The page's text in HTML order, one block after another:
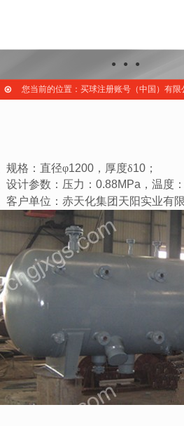
● ● ●
您当前的位置：买球注册账号（中国）有
、规格：直径φ1200 ，厚度δ10 ；
、设计参数：压力： 0.88MPa ，温度：
、客户单位：赤天化集团天阳实业有